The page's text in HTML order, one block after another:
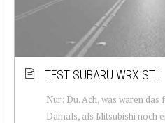
TEST SUBARU WRX STI
Nur: Du. Ach, was waren
Damals, als Mitsubishi noch